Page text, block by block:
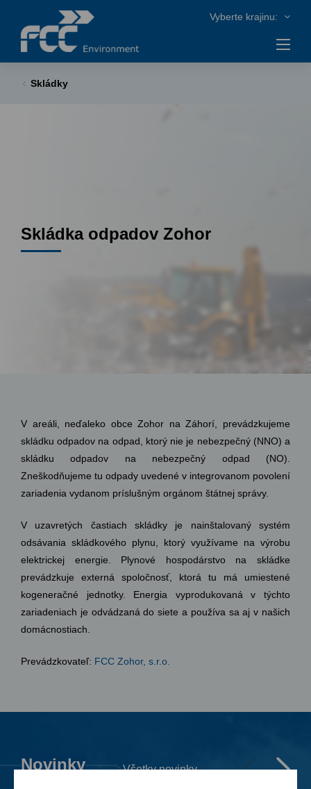
Skládky
Skládka odpadov Zohor
V areáli, neďaleko obce Zohor na Záhorí, prevádzkujeme
skládku odpadov na odpad, ktorý nie je nebezpečný (NNO) a
skládku odpadov na nebezpečný odpad (NO).
Zneškodňujeme tu odpady uvedené v integrovanom povolení
zariadenia vydanom príslušným orgánom štátnej správy.
V uzavretých častiach skládky je nainštalovaný systém
odsávania skládkového plynu, ktorý využívame na výrobu
elektrickej energie. Plynové hospodárstvo na skládke
prevádzkuje externá spoločnosť, ktorá tu má umiestené
kogeneračné jednotky. Energia vyprodukovaná v týchto
zariadeniach je odvádzaná do siete a používa sa aj v našich
domácnostiach.
Prevádzkovateľ: FCC Zohor, s.r.o.
Novinky Všetky novinky